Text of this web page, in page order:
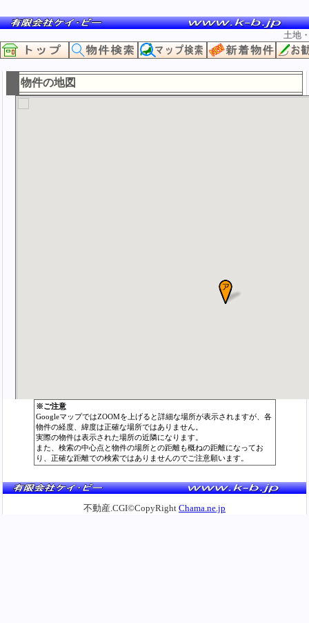
土地
物件の地図
※ご注意
GoogleマップではZOOMを上げると詳細な場所が表示されますが、各
物件の経度、緯度は正確な場所ではありません。
実際の物件は表示された場所の近隣になります。
また、検索の中心点と物件の場所との距離も概ねの距離になってお
り、正確な距離での検索ではありませんのでご注意願います。
不動産.CGI©CopyRight Chama.ne.jp